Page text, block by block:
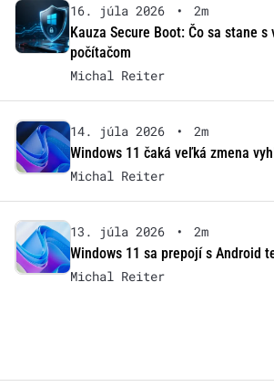
16. júla 2026 •
2m
Kauza Secure Boot: Čo sa stane s
počítačom
Michal Reiter
14. júla 2026 •
2m
Windows 11 čaká veľká zmena
Michal Reiter
13. júla 2026 •
2m
Windows 11 sa prepojí s Android
Michal Reiter